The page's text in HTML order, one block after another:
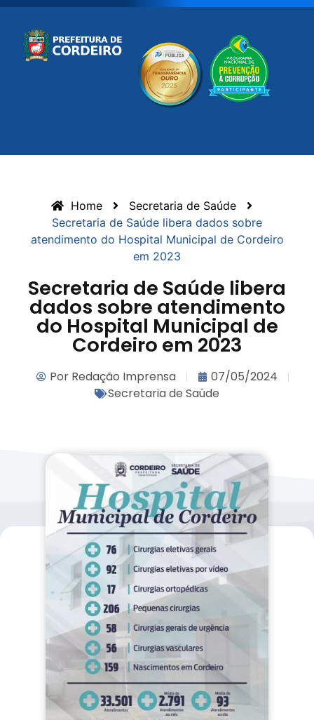
Home
Secretaria de Saúde
Secretaria de Saúde libera dados sobre
atendimento do Hospital Municipal de Cordeiro
em 2023
Secretaria de Saúde libera
dados sobre atendimento
do Hospital Municipal de
Cordeiro em 2023
PorRedação Imprensa
07/05/2024
Secretaria de Saúde